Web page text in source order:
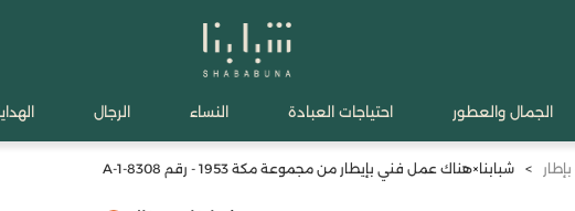
الجمال والعطور احتياجات العبادة النساء الرجال
> شبابنا×هناك عمل فني بإيطار من مجموعة مكة 1953 - رقم 8308-1-A